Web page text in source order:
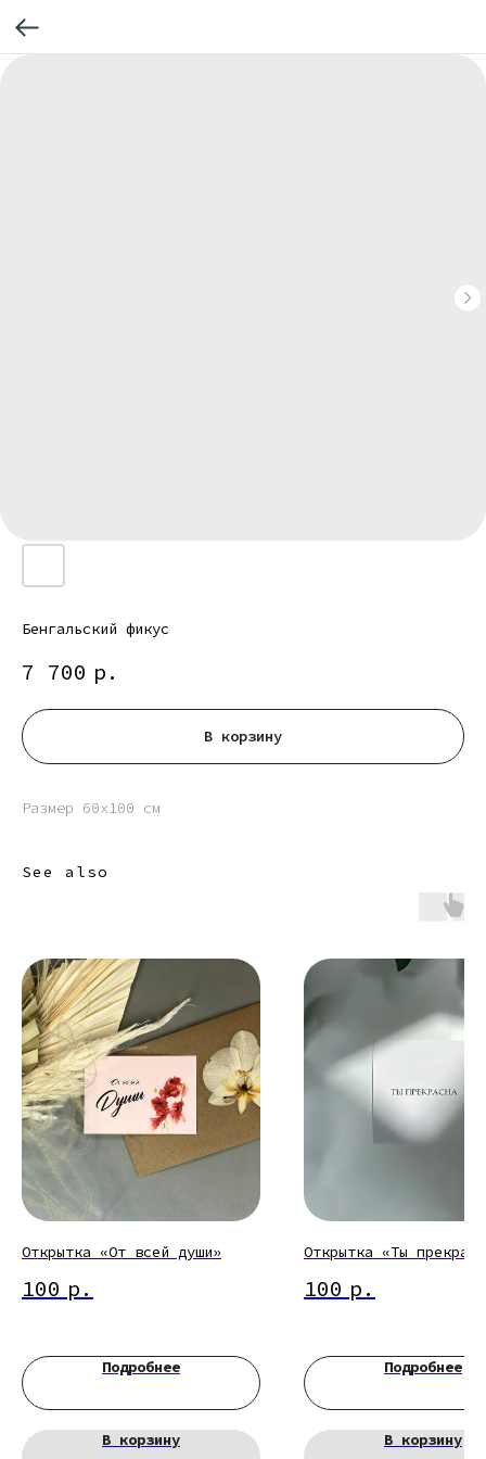
Бенгальский фикус
7 700 р.
В корзину
Размер 60х100 см
See also
Открытка «От всей души»
100 р.
Подробнее
В корзину
Открытка «Ты
100 р.
Подробнее
В корзину